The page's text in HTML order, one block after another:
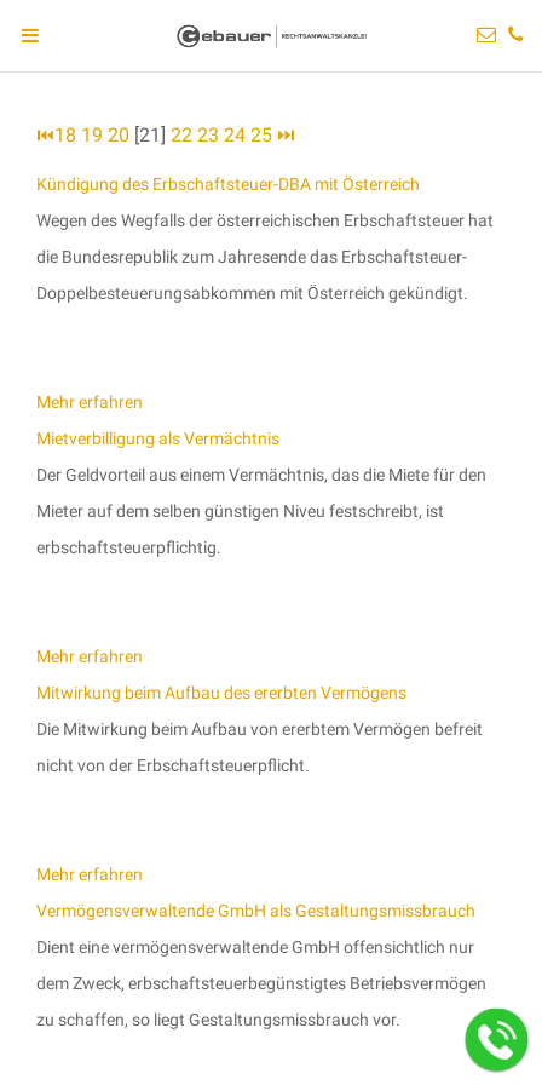
⏮18 19 20 [21] 22 23 24 25 ⏭
Kündigung des Erbschaftsteuer-DBA mit Österreich
Wegen des Wegfalls der österreichischen Erbschaftsteuer hat
die Bundesrepublik zum Jahresende das Erbschaftsteuer-
Doppelbesteuerungsabkommen mit Österreich gekündigt.
Mehr erfahren
Mietverbilligung als Vermächtnis
Der Geldvorteil aus einem Vermächtnis, das die Miete für den
Mieter auf dem selben günstigen Niveu festschreibt, ist
erbschaftsteuerpflichtig.
Mehr erfahren
Mitwirkung beim Aufbau des ererbten Vermögens
Die Mitwirkung beim Aufbau von ererbtem Vermögen befreit
nicht von der Erbschaftsteuerpflicht.
Mehr erfahren
Vermögensverwaltende GmbH als Gestaltungsmissbrauch
Dient eine vermögensverwaltende GmbH offensichtlich nur
dem Zweck, erbschaftsteuerbegünstigtes Betriebsvermögen
zu schaffen, so liegt Gestaltungsmissbrauch vor.